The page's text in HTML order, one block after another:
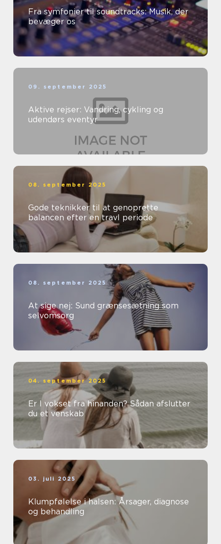
Fra symfonier til soundtracks: Musik, der
bevæger os
09. september 2025
Aktive rejser: Vandring, cykling og
udendørs eventyr
08. september 2025
Gode teknikker til at genoprette
balancen efter en travl periode
08. september 2025
At sige nej: Sund grænsesætning som
selvomsorg
04. september 2025
Er I vokset fra hinanden? Sådan afslutter
du et venskab
03. juli 2025
Klumpfølelse i halsen: Årsager, diagnose
og behandling